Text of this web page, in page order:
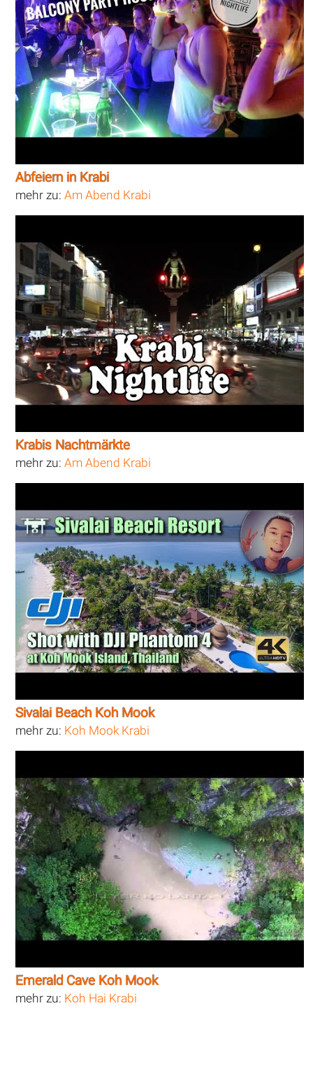
Abfeiern in Krabi
mehr zu:Am Abend Krabi
Krabis Nachtmärkte
mehr zu:Am Abend Krabi
Sivalai Beach Koh Mook
mehr zu: Koh Mook Krabi
Emerald Cave Koh Mook
mehr zu: Koh Hai Krabi